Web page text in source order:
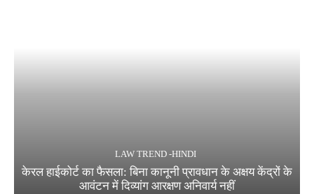
LAW TREND -HINDI
केरल हाईकोर्ट का फैसला: बिना कानूनी प्रावधान के अक्षय केंद्रों के
आवंटन में दिव्यांग आरक्षण अनिवार्य नहीं